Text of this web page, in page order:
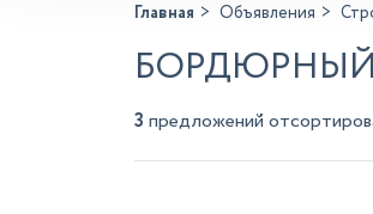
Главная Объявления
БОРДЮРНЫЙ
3 предложений